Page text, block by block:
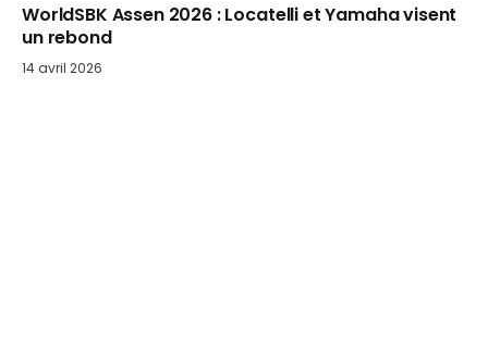
WorldSBK Assen 2026 : Locatelli et Yamaha visent
un rebond
14 avril 2026